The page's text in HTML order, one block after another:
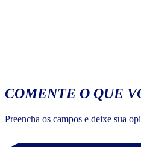
COMENTE O QUE
Preencha os campos e deixe sua